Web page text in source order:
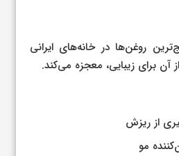
روغن‌ها در خانه‌های ایرانی
برای زیبایی، معجزه می‌کند.
از ریزش
مو